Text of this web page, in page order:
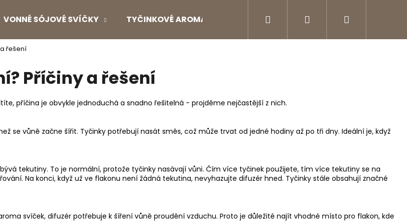
VONNÉ SÓJOVÉ SVÍČKY TYČINKOVÉ AROMA DIFUZÉRY Aroma doplňkyPřihlášení
řešení
Příčiny a řešení
příčina je obvykle jednoduchá a snadno řešitelná - projděme nejčastější z nich.
se vůně začne šířit. Tyčinky potřebují nasát směs, což může trvat od jedné hodiny až po tři dny. Ideální je, když
tekutiny. To je normální, protože tyčinky nasávají vůni. Čím více tyčinek použijete, tím více tekutiny se na
Na konci, když už ve flakonu není žádná tekutina, nevyhazujte difuzér hned. Tyčinky stále obsahují značné
svíček, difuzér potřebuje k šíření vůně proudění vzduchu. Proto je důležité najít vhodné místo pro flakon, kde
najít?